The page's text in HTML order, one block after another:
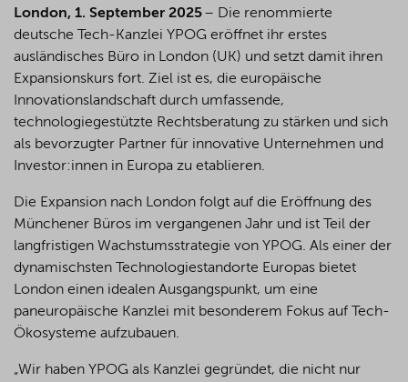
Alternatively, click "Accept only technically necessary"
to reject all optional cookies.
By clicking on "Settings", you can individualize your
your consent or selection at any time by clicking on the
cookiebutton at the bottom of our website.
For more details, see the cookie settings and our
privacy policy
London, 1. September 2025– Die renommierte
deutsche Tech-Kanzlei YPOG eröffnet ihr erstes
ausländisches Büro in London (UK) und setzt damit ihren
Expansionskurs fort. Ziel ist es, die europäische
Innovationslandschaft durch umfassende,
technologiegestützte Rechtsberatung zu stärken und sich
als bevorzugter Partner für innovative Unternehmen und
Investor:innen in Europa zu etablieren.
Die Expansion nach London folgt auf die Eröffnung des
Münchener Büros im vergangenen Jahr und ist Teil der
langfristigen Wachstumsstrategie von YPOG. Als einer der
dynamischsten Technologiestandorte Europas bietet
London einen idealen Ausgangspunkt, um eine
paneuropäische Kanzlei mit besonderem Fokus auf Tech-
Ökosysteme aufzubauen.
„Wir haben YPOG als Kanzlei gegründet, die nicht nur